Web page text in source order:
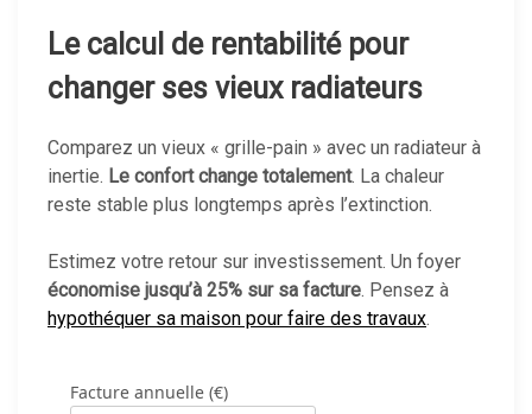
Le calcul de rentabilité pour
changer ses vieux radiateurs
Comparez un vieux « grille-pain » avec un radiateur à
inertie. Le confort change totalement. La chaleur
reste stable plus longtemps après l’extinction.
Estimez votre retour sur investissement. Un foyer
économise jusqu’à 25% sur sa facture. Pensez à
hypothéquer sa maison pour faire des travaux.
Facture annuelle (€)